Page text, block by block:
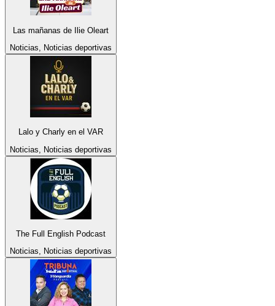
Las mañanas de Ilie Oleart
Noticias, Noticias deportivas
Lalo y Charly en el VAR
Noticias, Noticias deportivas
The Full English Podcast
Noticias, Noticias deportivas